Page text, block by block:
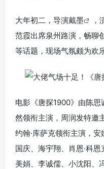
大年初二，导演戴墨 ，
范霞出席泉州路演，畅聊
等话题，现场气氛颇为欢乐
电影《唐探1900》由陈思
然领衔主演，周润发特邀
约翰·库萨克领衔主演，
国庆、海宇翔、肖恩·科
美娟、李诚儒、小沈阳、